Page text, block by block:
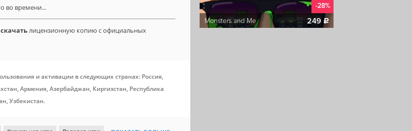
во времени...
скачатьлицензионную копию с официальных
и активации в следующих странах: Россия,
Армения, Азербайджан, Киргизстан, Республика
Узбекистан.
-28%
Monsters and Me
249 c